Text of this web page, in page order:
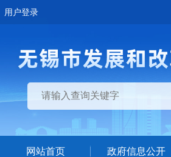
用户登录
网站首页 政府信息公开